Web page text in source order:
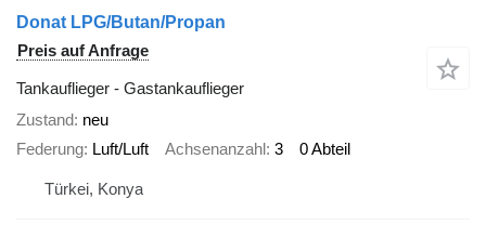
Donat LPG/Butan/Propan
Preis auf Anfrage
Tankauflieger - Gastankauflieger
Zustand neu
Federung Luft/Luft Achsenanzahl 3 0 Abteil
Türkei, Konya